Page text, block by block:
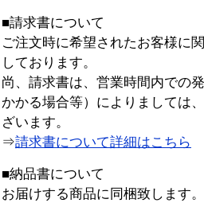
■請求書について
ご注文時に希望されたお客様に
しております。
尚、請求書は、営業時間内での
かかる場合等）によりましては
ざいます。
⇒請求書について詳細はこちら
■納品書について
お届けする商品に同梱致します。